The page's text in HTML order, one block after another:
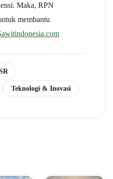
Maka, RPN
membantu
Teknologi & Inovasi